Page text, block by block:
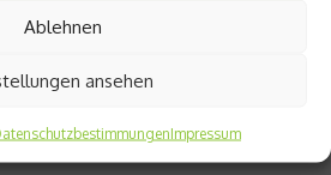
Ablehnen
ansehen
Impressum
mit Alkohol einmal
davon ausgehen, dass das
zurückzuführen ist.